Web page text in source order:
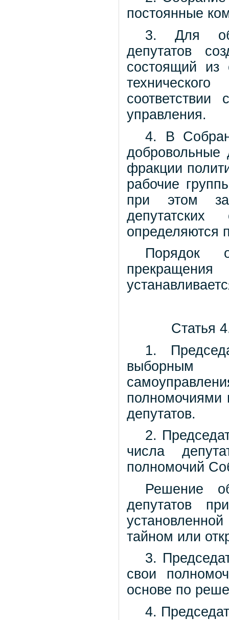
постоянные
3. Для
депутатов
состоящий из
соответствии
управления.
4. В
добровольные
фракции
рабочие
при этом
определяются
Порядок
Статья
1.
выборным
полномочиями
депутатов.
2.
числа
полномочий
Решение
депутатов
тайном или
3.
свои
основе по
4.